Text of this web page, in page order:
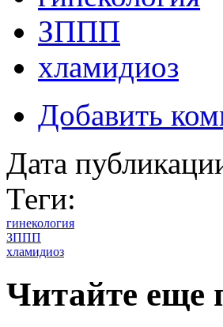
ЗППП
хламидиоз
Добавить
Дата
Теги:
гинекология
ЗППП
хламидиоз
Читайте еще